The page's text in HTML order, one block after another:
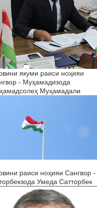
якуми раиси ноҳияи
- Муҳамадизода
Муҳамадали
раиси ноҳияи Сангвор -
Умеда Сатторбек